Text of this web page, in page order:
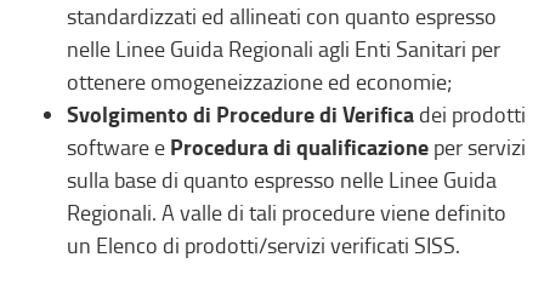
standardizzati ed allineati con quanto espresso
nelle Linee Guida Regionali agli Enti Sanitari per
ottenere omogeneizzazione ed economie;
Svolgimento di Procedure di Verifica dei prodotti
software e Procedura di qualificazione per servizi
sulla base di quanto espresso nelle Linee Guida
Regionali. A valle di tali procedure viene definito
un Elenco di prodotti/servizi verificati SISS.